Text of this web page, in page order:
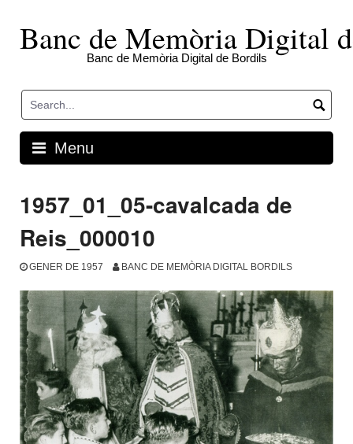
contentBanc de Memòria Digital
Banc de Memòria Digital de Bordils
Menu
1957_01_05-cavalcada de
Reis_000010
GENER DE 1957 BANC DE MEMÒRIA DIGITAL BORDILS